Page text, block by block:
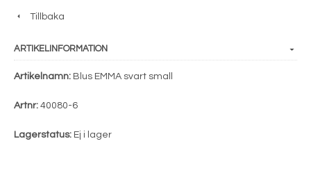
Tillbaka
ARTIKELINFORMATION
Artikelnamn: Blus EMMA svart small
Artnr: 40080-6
Lagerstatus: Ej i lager